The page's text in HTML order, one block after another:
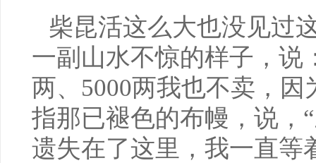
柴昆活这么大也没见过
一副山水不惊的样子，说
两、5000两我也不卖，
指那已褪色的布幔，说，
遗失在了这里，我一直等